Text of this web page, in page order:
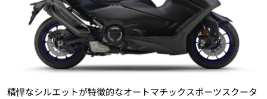
精悍なシルエットが特徴的なオートマチックスポーツスクータ